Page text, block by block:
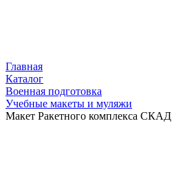
Главная
Каталог
Военная подготовка
Учебные макеты и муляжи
Макет Ракетного комплекса СКАД